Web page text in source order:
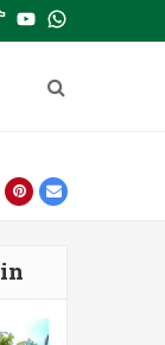
YoutubeWhatsApp
Pinterest
Email